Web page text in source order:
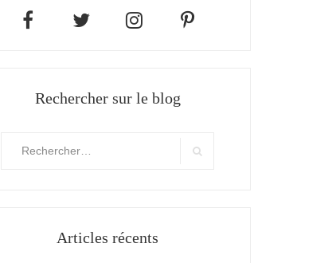
Rechercher sur le blog
Articles récents